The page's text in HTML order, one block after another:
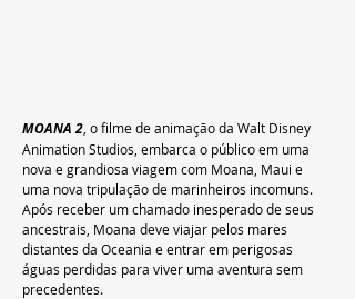
MOANA 2 o filme de animação da Walt Disney
Animation Studios, embarca o público em uma
nova e grandiosa viagem com Moana, Maui e
uma nova tripulação de marinheiros incomuns.
Após receber um chamado inesperado de seus
ancestrais, Moana deve viajar pelos mares
distantes da Oceania e entrar em perigosas
águas perdidas para viver uma aventura sem
precedentes.